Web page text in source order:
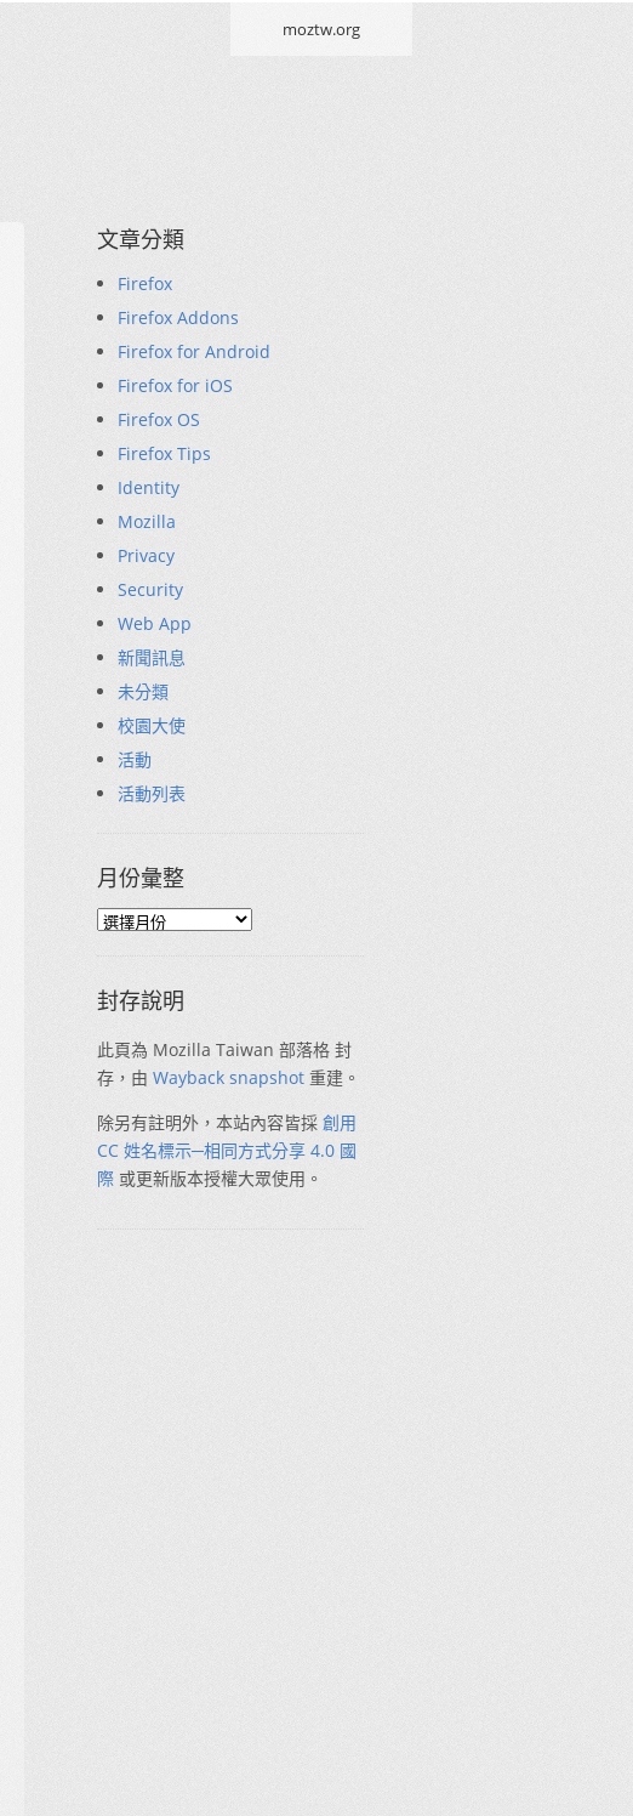
moztw.org
文章分類
Firefox
Firefox Addons
Firefox for Android
Firefox for iOS
Firefox OS
Firefox Tips
Identity
Mozilla
Privacy
Security
Web App
新聞訊息
未分類
校園大使
活動
活動列表
月份彙整
封存說明
此頁為 Mozilla Taiwan 部落格 封
存，由 Wayback snapshot 重建。
除另有註明外，本站內容皆採 創用
CC 姓名標示─相同方式分享 4.0 國
際 或更新版本授權大眾使用。